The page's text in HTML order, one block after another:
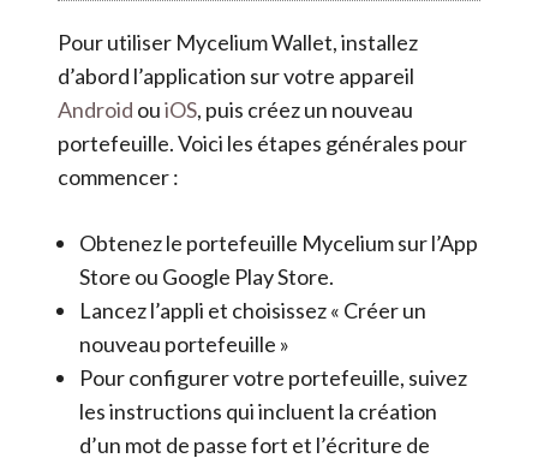
Pour utiliser Mycelium Wallet, installez
d’abord l’application sur votre appareil
Android ouiOS, puis créez un nouveau
portefeuille. Voici les étapes générales pour
commencer :
Obtenez le portefeuille Mycelium sur l’App
Store ou Google Play Store.
Lancez l’appli et choisissez « Créer un
nouveau portefeuille »
Pour configurer votre portefeuille, suivez
les instructions qui incluent la création
d’un mot de passe fort et l’écriture de